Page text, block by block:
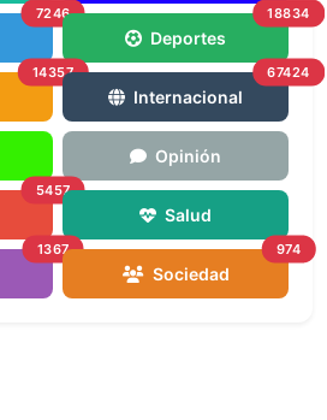
7246
Deportes
18834
14357
Internacional
67424
Opinión
5457
Salud
1367
Sociedad
974